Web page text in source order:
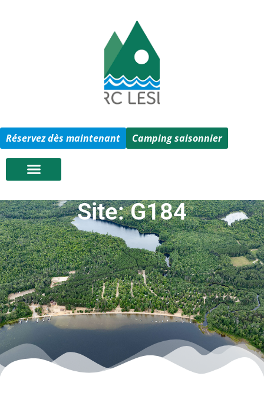
Réservez dès maintenant Camping saisonnier
Site: G184